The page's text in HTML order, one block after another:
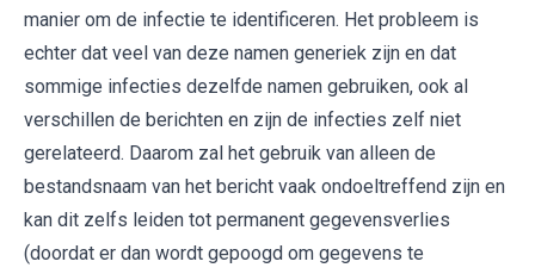
manier om de infectie te identificeren. Het probleem is
echter dat veel van deze namen generiek zijn en dat
sommige infecties dezelfde namen gebruiken, ook al
verschillen de berichten en zijn de infecties zelf niet
gerelateerd. Daarom zal het gebruik van alleen de
bestandsnaam van het bericht vaak ondoeltreffend zijn en
kan dit zelfs leiden tot permanent gegevensverlies
(doordat er dan wordt gepoogd om gegevens te